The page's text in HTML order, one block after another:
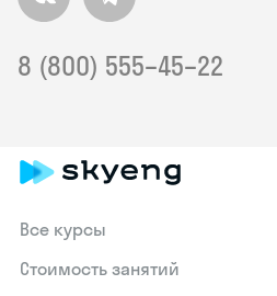
8 (800) 555–45–22
Все курсы
Стоимость занятий